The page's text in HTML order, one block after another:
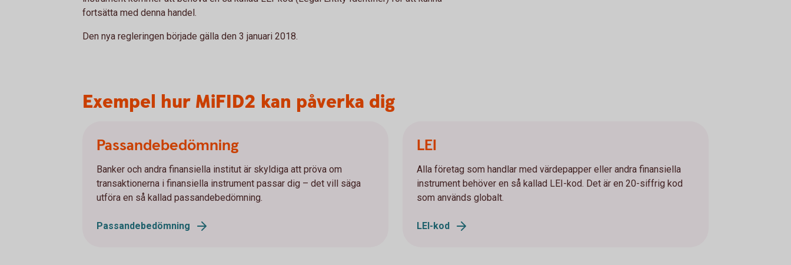
fortsätta med denna handel.
Den nya regleringen började gälla den 3 januari 2018.
Exempel hur MiFID2 kan påverka dig
Passandebedömning
Banker och andra finansiella institut är skyldiga att pröva om
transaktionerna i finansiella instrument passar dig – det vill säga
utföra en så kallad passandebedömning.
Passandebedömning
LEI
Alla företag som handlar med värdepapper eller andra finansiella
instrument behöver en så kallad LEI-kod. Det är en 20-siffrig kod
som används globalt.
LEI-kod